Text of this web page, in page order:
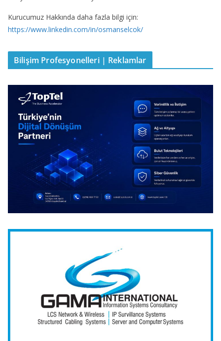
Kurucumuz Hakkında daha fazla bilgi için:
https://www.linkedin.com/in/osmanselcok/
Bilişim Profesyonelleri | Reklamlar